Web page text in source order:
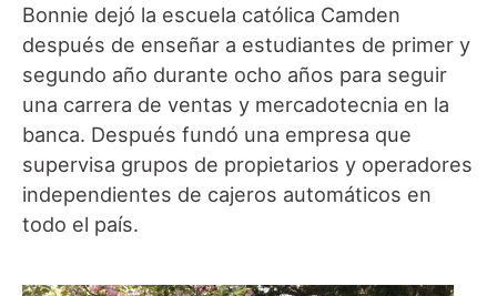
Bonnie dejó la escuela católica Camden
después de enseñar a estudiantes de primer y
segundo año durante ocho años para seguir
una carrera de ventas y mercadotecnia en la
banca. Después fundó una empresa que
supervisa grupos de propietarios y operadores
independientes de cajeros automáticos en
todo el país.